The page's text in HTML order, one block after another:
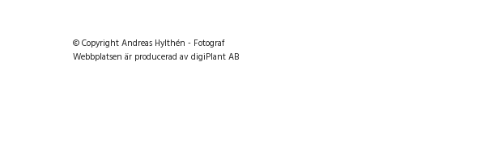
© Copyright Andreas Hylthén - Fotograf
Webbplatsen är producerad av digiPlant AB